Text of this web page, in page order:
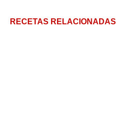
RECETAS RELACIONADAS